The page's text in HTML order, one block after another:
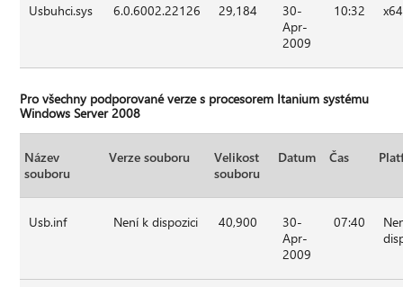
Usbuhci.sys 6.0.6002.22126 29,184
30-
Apr-
2009
10:32 x64
Pro všechny podporované verze s procesorem Itanium systému
Windows Server 2008
Název
souboru
Verze souboru
Velikost
souboru
Datum Čas
Usb.inf Není k dispozici 40,900
30-
Apr-
2009
07:40